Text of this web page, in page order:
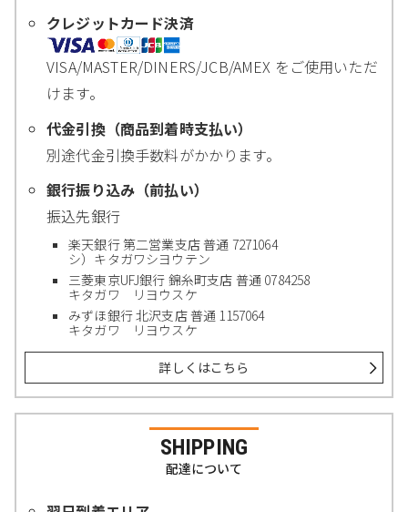
クレジットカード決済
VISA/MASTER/DINERS/JCB/AMEX をご使用いただ
けます。
代金引換（商品到着時支払い）
別途代金引換手数料がかかります。
銀行振り込み（前払い）
振込先銀行
楽天銀行 第二営業支店 普通 7271064
シ）キタガワシヨウテン
三菱東京UFJ銀行 錦糸町支店 普通 0784258
キタガワ リヨウスケ
みずほ銀行 北沢支店 普通 1157064
キタガワ リヨウスケ
詳しくはこちら
SHIPPING
配達について